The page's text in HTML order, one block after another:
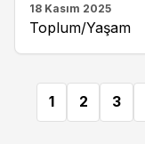
18 Kasım 2025
Toplum/Yaşam
1 2 3